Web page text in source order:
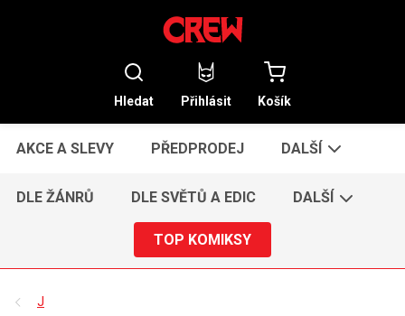
Hledat Přihlásit Košík
AKCE A SLEVY PŘEDPRODEJ DALŠÍ
DLE ŽÁNRŮ DLE SVĚTŮ A EDIC DALŠÍ
TOP KOMIKSY
J